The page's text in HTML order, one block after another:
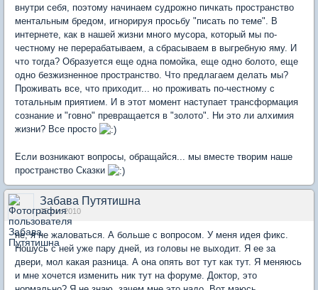
внутри себя, поэтому начинаем судрожно пичкать пространство
ментальным бредом, игнорируя просьбу "писать по теме". В
интернете, как в нашей жизни много мусора, который мы по-
честному не перерабатываем, а сбрасываем в выгребную яму. И
что тогда? Образуется еще одна помойка, еще одно болото, еще
одно безжизненное пространство. Что предлагаем делать мы?
Проживать все, что приходит... но проживать по-честному с
тотальным приятием. И в этот момент наступает трансформация
сознание и "говно" превращается в "золото". Ни это ли алхимия
жизни? Все просто
Если возникают вопросы, обращайся... мы вместе творим наше
пространство Сказки
Забава Путятишна
05 окт 2010
не, я не жаловаться. А больше с вопросом. У меня идея фикс.
Ношусь с ней уже пару дней, из головы не выходит. Я ее за
двери, мол какая разница. А она опять вот тут как тут. Я меняюсь
и мне хочется изменить ник тут на форуме. Доктор, это